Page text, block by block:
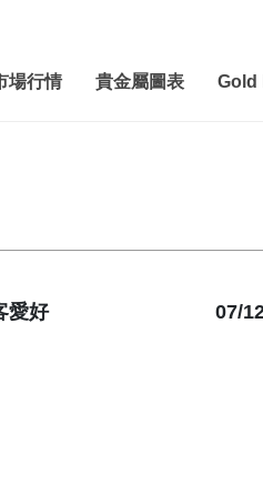
場行情 貴金屬圖表 Gold
愛好 07/